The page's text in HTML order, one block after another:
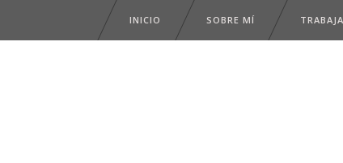
INICIO SOBRE MÍ